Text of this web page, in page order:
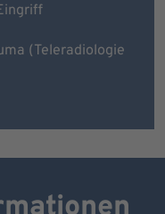
(Teleradiologie